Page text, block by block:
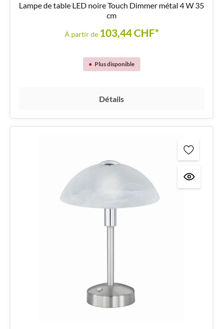
Lampe de table LED noire Touch Dimmer métal 4 W 35
cm
À partir de 103,44 CHF*
Plus disponible
Détails